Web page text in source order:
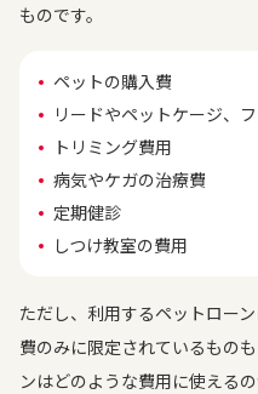
ものです。
ペットの購入費
リードやペットケージ、
トリミング費用
病気やケガの治療費
定期健診
しつけ教室の費用
ただし、利用するペットロー
費のみに限定されているもの
ンはどのような費用に使える